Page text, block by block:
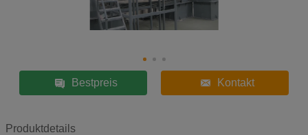
Bestpreis Kontakt
Produktdetails